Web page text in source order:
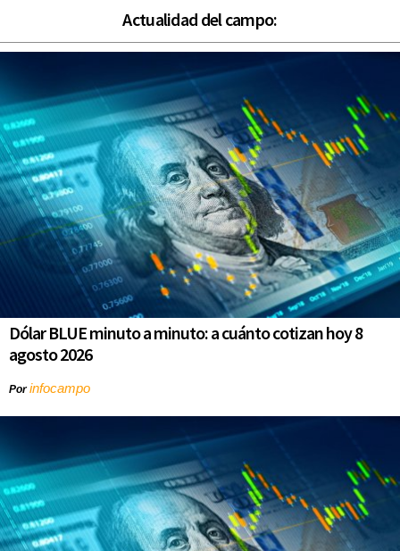
Actualidad del campo:
Dólar BLUE minuto a minuto: a cuánto cotizan hoy 8
agosto 2026
Porinfocampo